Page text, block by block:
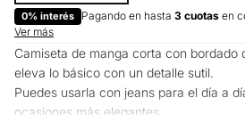
0% interés Pagando en hasta 3 cuotas en
Ver más
Camiseta de manga corta con bordado
eleva lo básico con un detalle sutil.
Puedes usarla con jeans para el día a
ocasiones más elegantes.